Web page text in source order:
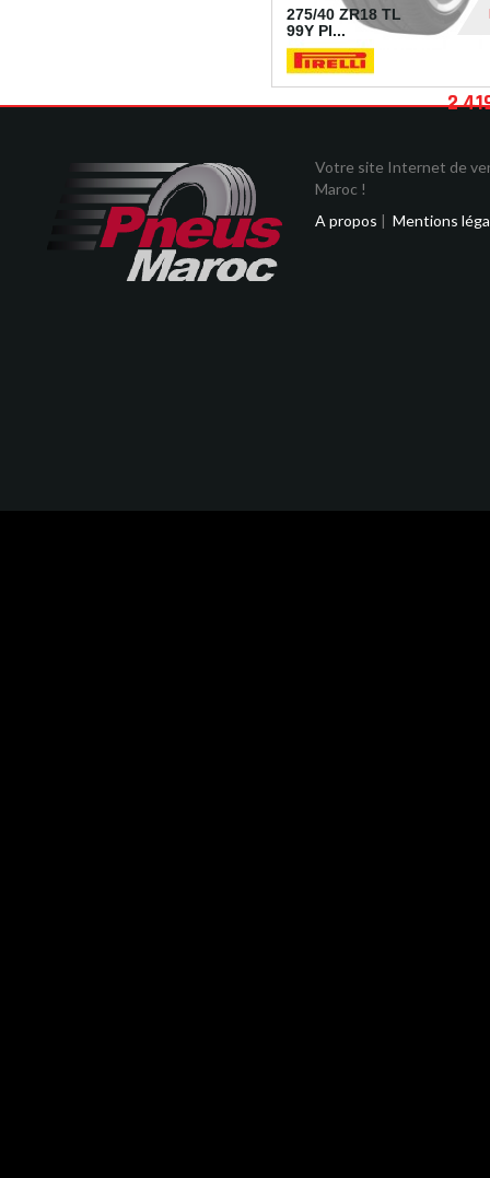
275/40 ZR18 TL
99Y PI...
2
Votre site Internet de
Maroc !
A propos | Mentions